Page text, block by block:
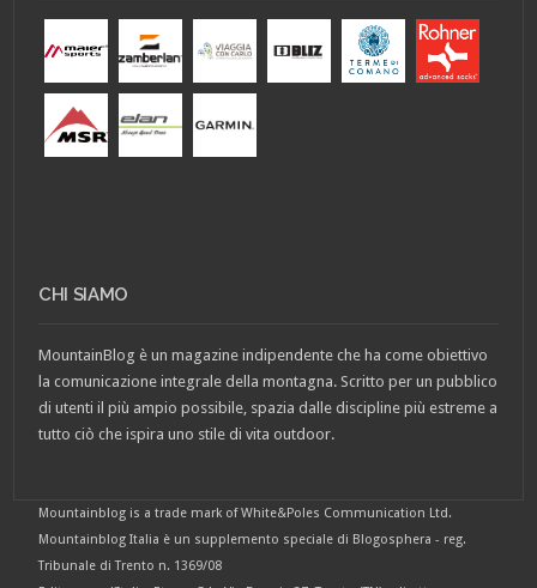
CHI SIAMO
MountainBlog è un magazine indipendente che ha come obiettivo
la comunicazione integrale della montagna. Scritto per un pubblico
di utenti il più ampio possibile, spazia dalle discipline più estreme a
tutto ciò che ispira uno stile di vita outdoor.
Mountainblog is a trade mark of White&Poles Communication Ltd.
Mountainblog Italia è un supplemento speciale di Blogosphera - reg.
Tribunale di Trento n. 1369/08